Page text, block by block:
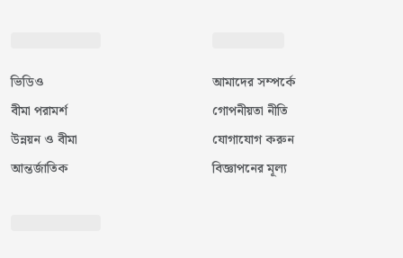
ভিডিও
বীমা পরামর্শ
উন্নয়ন ও বীমা
আন্তর্জাতিক
আমাদের সম্পর্কে
গোপনীয়তা নীতি
যোগাযোগ করুন
বিজ্ঞাপনের মূল্য